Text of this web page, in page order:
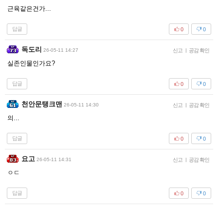
근육같은건가...
답글 0
0
독도리 26-05-11 14:27 신고 공감 확인
실존인물인가요?
답글 0
0
천안문탱크맨 26-05-11 14:30 신고 공감 확인
의...
답글 0
0
요고 26-05-11 14:31 신고 공감 확인
ㅇㄷ
답글 0
0